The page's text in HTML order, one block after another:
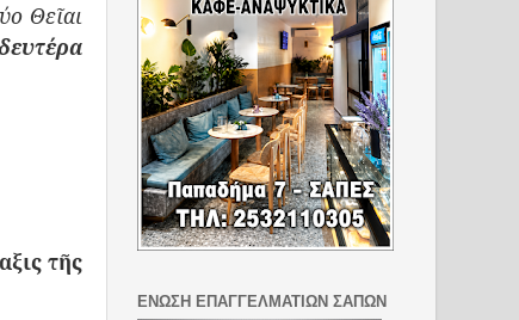
Θεῖαι
τῆς
ΕΝΩΣΗ ΕΠΑΓΓΕΛΜΑΤΙΩΝ ΣΑΠΩΝ